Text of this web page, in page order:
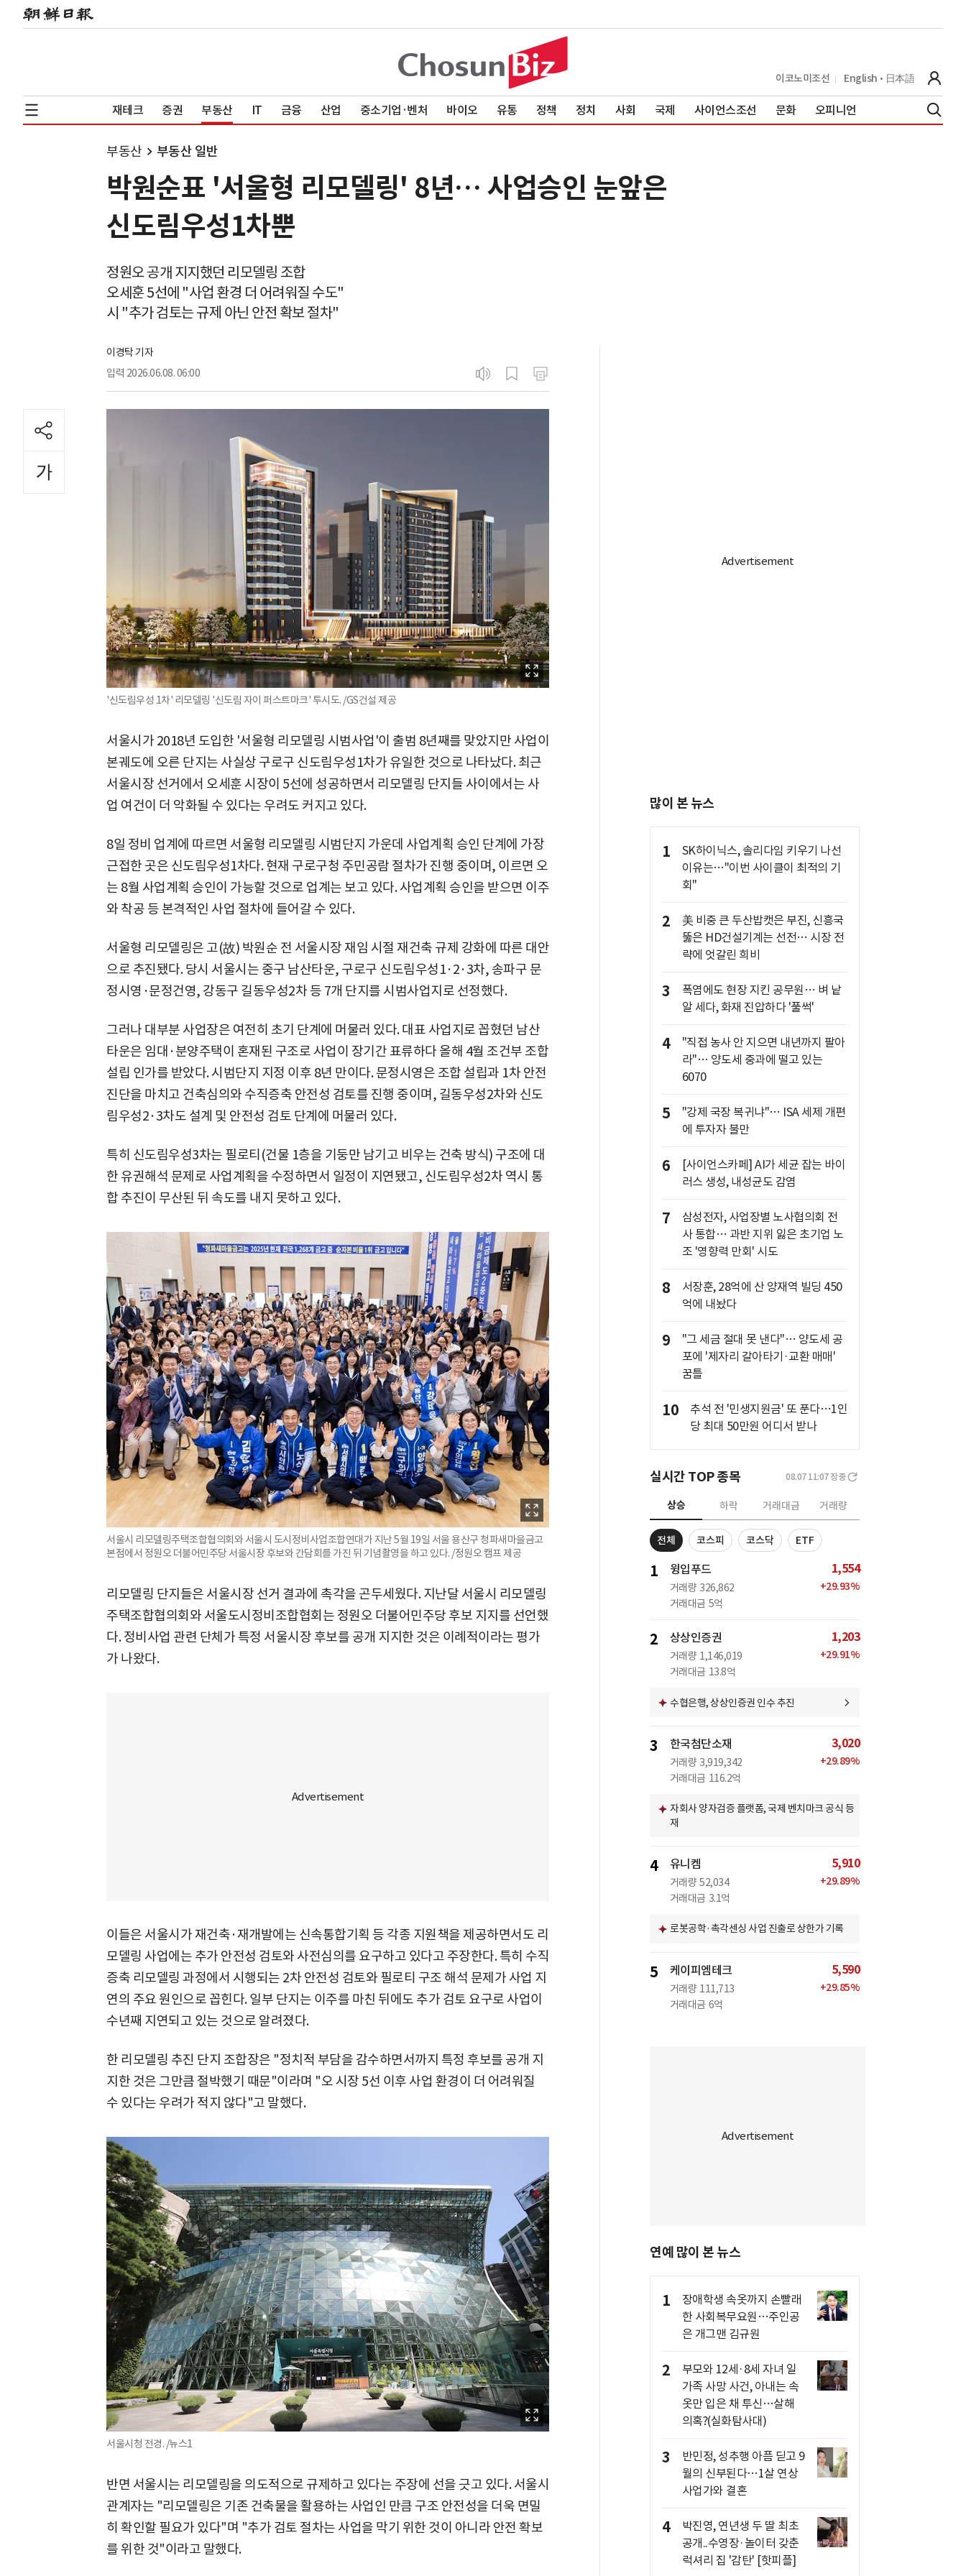
이코노미조선 English 日本語
재테크 증권 부동산 IT 금융 산업 중소기업·벤처 바이오 유통 정책 정치 사회 국제 사이언스조선 문화 오피니언
부동산 부동산 일반
박원순표 '서울형 리모델링' 8년… 사업승인 눈앞은
신도림우성1차뿐
정원오 공개 지지했던 리모델링 조합
오세훈 5선에 "사업 환경 더 어려워질 수도"
시 "추가 검토는 규제 아닌 안전 확보 절차"
이경탁 기자
입력 2026.06.08. 06:00
'신도림우성 1차' 리모델링 '신도림 자이 퍼스트마크' 투시도. /GS건설 제공
서울시가 2018년 도입한 '서울형 리모델링 시범사업'이 출범 8년째를 맞았지만 사업이
본궤도에 오른 단지는 사실상 구로구 신도림우성1차가 유일한 것으로 나타났다. 최근
서울시장 선거에서 오세훈 시장이 5선에 성공하면서 리모델링 단지들 사이에서는 사
업 여건이 더 악화될 수 있다는 우려도 커지고 있다.
8일 정비 업계에 따르면 서울형 리모델링 시범단지 가운데 사업계획 승인 단계에 가장
근접한 곳은 신도림우성1차다. 현재 구로구청 주민공람 절차가 진행 중이며, 이르면 오
는 8월 사업계획 승인이 가능할 것으로 업계는 보고 있다. 사업계획 승인을 받으면 이주
와 착공 등 본격적인 사업 절차에 들어갈 수 있다.
서울형 리모델링은 고(故) 박원순 전 서울시장 재임 시절 재건축 규제 강화에 따른 대안
으로 추진됐다. 당시 서울시는 중구 남산타운, 구로구 신도림우성1·2·3차, 송파구 문
정시영·문정건영, 강동구 길동우성2차 등 7개 단지를 시범사업지로 선정했다.
그러나 대부분 사업장은 여전히 초기 단계에 머물러 있다. 대표 사업지로 꼽혔던 남산
타운은 임대·분양주택이 혼재된 구조로 사업이 장기간 표류하다 올해 4월 조건부 조합
설립 인가를 받았다. 시범단지 지정 이후 8년 만이다. 문정시영은 조합 설립과 1차 안전
진단을 마치고 건축심의와 수직증축 안전성 검토를 진행 중이며, 길동우성2차와 신도
림우성2·3차도 설계 및 안전성 검토 단계에 머물러 있다.
특히 신도림우성3차는 필로티(건물 1층을 기둥만 남기고 비우는 건축 방식) 구조에 대
한 유권해석 문제로 사업계획을 수정하면서 일정이 지연됐고, 신도림우성2차 역시 통
합 추진이 무산된 뒤 속도를 내지 못하고 있다.
서울시 리모델링주택조합협의회와 서울시 도시정비사업조합연대가 지난 5월 19일 서울 용산구 청파새마을금고
본점에서 정원오 더불어민주당 서울시장 후보와 간담회를 가진 뒤 기념촬영을 하고 있다. /정원오 캠프 제공
리모델링 단지들은 서울시장 선거 결과에 촉각을 곤두세웠다. 지난달 서울시 리모델링
주택조합협의회와 서울도시정비조합협회는 정원오 더불어민주당 후보 지지를 선언했
다. 정비사업 관련 단체가 특정 서울시장 후보를 공개 지지한 것은 이례적이라는 평가
가 나왔다.
이들은 서울시가 재건축·재개발에는 신속통합기획 등 각종 지원책을 제공하면서도 리
모델링 사업에는 추가 안전성 검토와 사전심의를 요구하고 있다고 주장한다. 특히 수직
증축 리모델링 과정에서 시행되는 2차 안전성 검토와 필로티 구조 해석 문제가 사업 지
연의 주요 원인으로 꼽힌다. 일부 단지는 이주를 마친 뒤에도 추가 검토 요구로 사업이
수년째 지연되고 있는 것으로 알려졌다.
한 리모델링 추진 단지 조합장은 "정치적 부담을 감수하면서까지 특정 후보를 공개 지
지한 것은 그만큼 절박했기 때문"이라며 "오 시장 5선 이후 사업 환경이 더 어려워질
수 있다는 우려가 적지 않다"고 말했다.
서울시청 전경. /뉴스1
반면 서울시는 리모델링을 의도적으로 규제하고 있다는 주장에 선을 긋고 있다. 서울시
관계자는 "리모델링은 기존 건축물을 활용하는 사업인 만큼 구조 안전성을 더욱 면밀
히 확인할 필요가 있다"며 "추가 검토 절차는 사업을 막기 위한 것이 아니라 안전 확보
를 위한 것"이라고 말했다.
많이 본 뉴스
1
SK하이닉스, 솔리다임 키우기 나선
이유는…"이번 사이클이 최적의 기
회"
2
美 비중 큰 두산밥캣은 부진, 신흥국
뚫은 HD건설기계는 선전… 시장 전
략에 엇갈린 희비
3
폭염에도 현장 지킨 공무원… 벼 낱
알 세다, 화재 진압하다 '풀썩'
4
"직접 농사 안 지으면 내년까지 팔아
라"… 양도세 중과에 떨고 있는
6070
5
"강제 국장 복귀냐"… ISA 세제 개편
에 투자자 불만
6
[사이언스카페] AI가 세균 잡는 바이
러스 생성, 내성균도 감염
7
삼성전자, 사업장별 노사협의회 전
사 통합… 과반 지위 잃은 초기업 노
조 '영향력 만회' 시도
8
서장훈, 28억에 산 양재역 빌딩 450
억에 내놨다
9
"그 세금 절대 못 낸다"… 양도세 공
포에 '제자리 갈아타기·교환 매매'
꿈틀
10
추석 전 '민생지원금' 또 푼다…1인
당 최대 50만원 어디서 받나
실시간 TOP 종목 08.07 11:07 장중
상승 하락 거래대금 거래량
전체 코스피 코스닥 ETF
1 윙입푸드
거래량 326,862
거래대금 5억
1,554
+29.93%
2 상상인증권
거래량 1,146,019
거래대금 13.8억
1,203
+29.91%
수협은행, 상상인증권 인수 추진
3 한국첨단소재
거래량 3,919,342
거래대금 116.2억
3,020
+29.89%
자회사 양자검증 플랫폼, 국제 벤치마크 공식 등
재
4 유니켐
거래량 52,034
거래대금 3.1억
5,910
+29.89%
로봇공학·촉각센싱 사업 진출로 상한가 기록
5 케이피엠테크
거래량 111,713
거래대금 6억
5,590
+29.85%
연예 많이 본 뉴스
1
장애학생 속옷까지 손빨래
한 사회복무요원…주인공
은 개그맨 김규원
2
부모와 12세·8세 자녀 일
가족 사망 사건, 아내는 속
옷만 입은 채 투신…살해
의혹?(실화탐사대)
3
반민정, 성추행 아픔 딛고 9
월의 신부된다…1살 연상
사업가와 결혼
4
박진영, 연년생 두 딸 최초
공개..수영장·놀이터 갖춘
럭셔리 집 '감탄' [핫피플]